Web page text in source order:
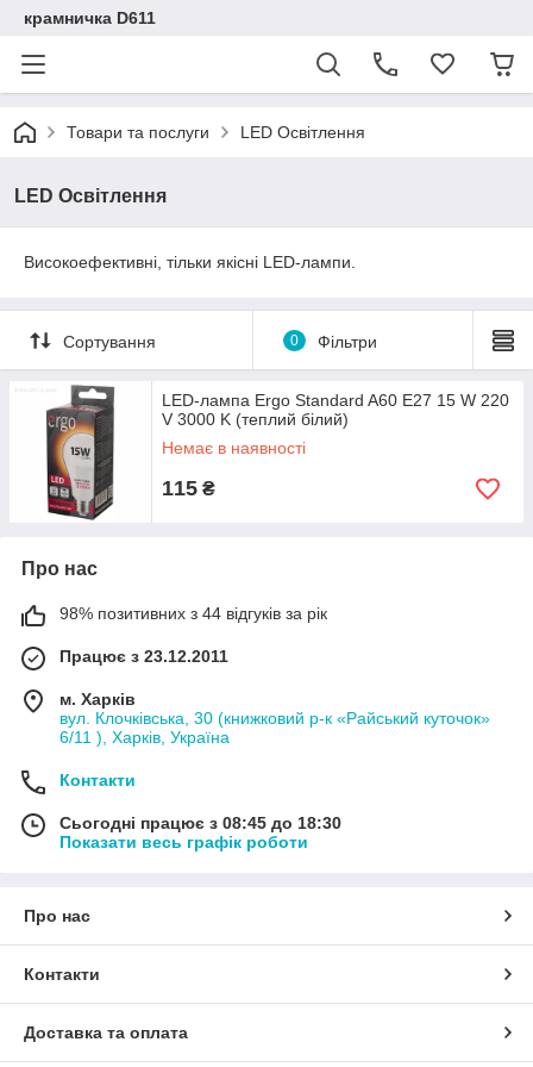
крамничка D611
Товари та послуги LED Освітлення
LED Освітлення
Високоефективні, тільки якісні LED-лампи.
Сортування 0 Фільтри
LED-лампа Ergo Standard A60 Е27 15 W 220
V 3000 K (теплий білий)
Немає в наявності
115 ₴
Про нас
98% позитивних з 44 відгуків за рік
Працює з 23.12.2011
м. Харків
вул. Клочківська, 30 (книжковий р-к «Райський куточок»
6/11 ), Харків, Україна
Контакти
Сьогодні працює з 08:45 до 18:30
Показати весь графік роботи
Про нас
Контакти
Доставка та оплата